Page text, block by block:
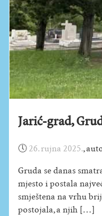
Jarić-grad,
🕔 26. rujna 2025.,
Gruda se danas
mjesto i postala
smještena na vrhu
postojala, a njih […]